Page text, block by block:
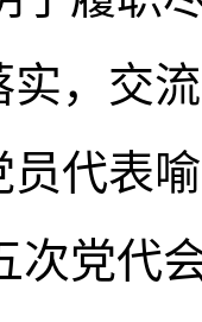
实， 交
员代表
次党代